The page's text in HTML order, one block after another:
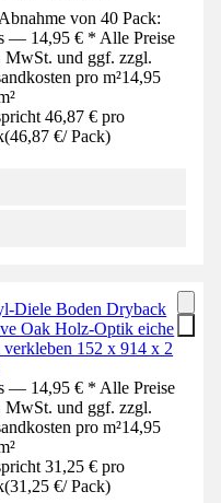
von 40 Pack:
— 14,95 € * Alle Preise
MwSt. und ggf. zzgl.
pro m²14,95
46,87 € pro
(46,87 €/ Pack)
Diele Boden Dryback
Oak Holz-Optik eiche
verkleben 152 x 914 x 2
— 14,95 € * Alle Preise
MwSt. und ggf. zzgl.
pro m²14,95
31,25 € pro
(31,25 €/ Pack)